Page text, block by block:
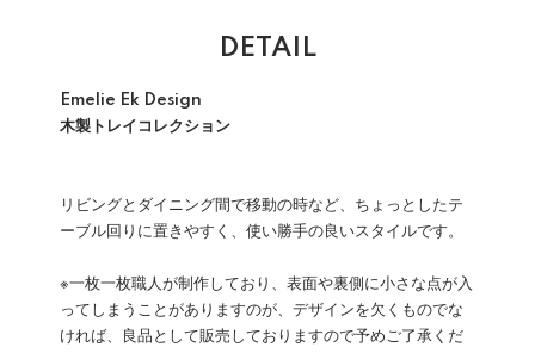
DETAIL
Emelie Ek Design
木製トレイコレクション
リビングとダイニング間で移動の時など、ちょっとしたテ
ーブル回りに置きやすく、使い勝手の良いスタイルです。
※一枚一枚職人が制作しており、表面や裏側に小さな点が入
ってしまうことがありますのが、デザインを欠くものでな
ければ、良品として販売しておりますので予めご了承くだ